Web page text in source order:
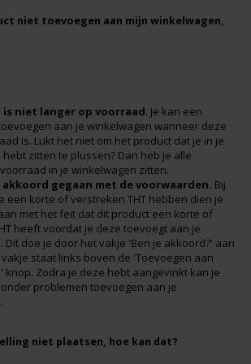
niet toevoegen aan mijn winkelwagen,
niet langer op voorraad. Je kan een
aan je winkelwagen wanneer deze
is. Lukt het niet om het product dat je in je
zitten te plussen? Dan heb je alle
in je winkelwagen zitten.
gegaan met de voorwaarden. Bij
een korte of verstreken THT hebben dien je
met het feit dat dit product een korte of
heeft voordat je deze toevoegt aan je
Dit doe je door het vakje 'Ben je akkoord?' aan
staat links boven de 'Toevoegen aan
knop. Zodra je deze hebt aangevinkt kan je
problemen toevoegen aan je
niet plaatsen, hoe kan dat?